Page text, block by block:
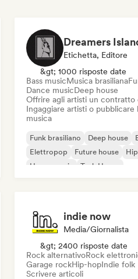
Etichetta, Editore
&gt; 1000 risposte date
Bass musicMusica brasiliana
Dance musicDeep house
Offrire agli artisti un contratto
Ingaggiare artisti o pubblicare
musica
Funk brasiliano Deep house
Elettropop
Future house
House music
Tech House
indie now
Media/Giornalista
&gt; 2400 risposte date
Rock alternativoRock
Garage rockHip-hopIndie folk
Scrivere articoli